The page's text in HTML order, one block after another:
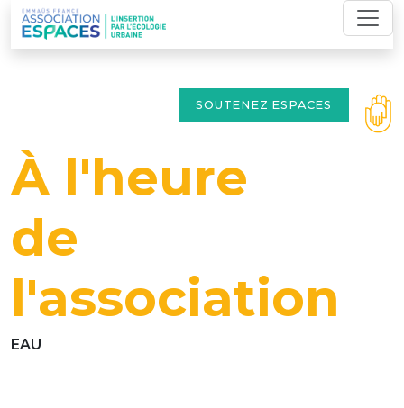
Skip
to
content
SOUTENEZ ESPACES
À l'heure
de
l'association
EAU